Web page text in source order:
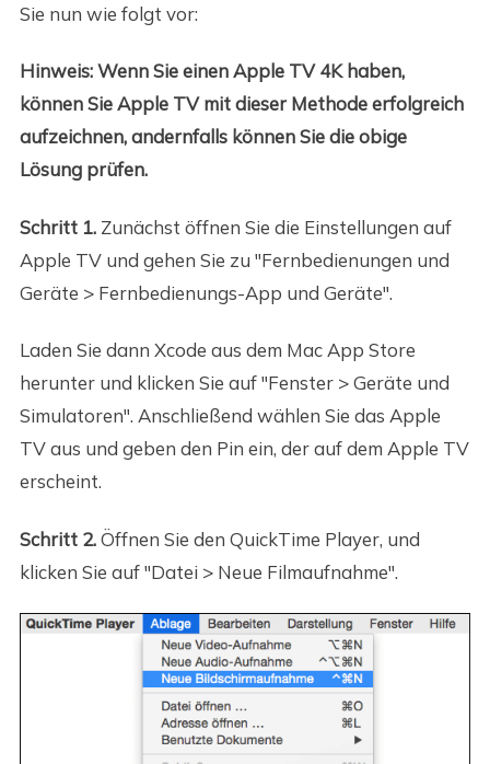
Sie nun wie folgt vor:
Hinweis: Wenn Sie einen Apple TV 4K haben,
können Sie Apple TV mit dieser Methode erfolgreich
aufzeichnen, andernfalls können Sie die obige
Lösung prüfen.
Schritt 1. Zunächst öffnen Sie die Einstellungen auf
Apple TV und gehen Sie zu "Fernbedienungen und
Geräte > Fernbedienungs-App und Geräte".
Laden Sie dann Xcode aus dem Mac App Store
herunter und klicken Sie auf "Fenster > Geräte und
Simulatoren". Anschließend wählen Sie das Apple
TV aus und geben den Pin ein, der auf dem Apple TV
erscheint.
Schritt 2.Öffnen Sie den QuickTime Player, und
klicken Sie auf "Datei > Neue Filmaufnahme".